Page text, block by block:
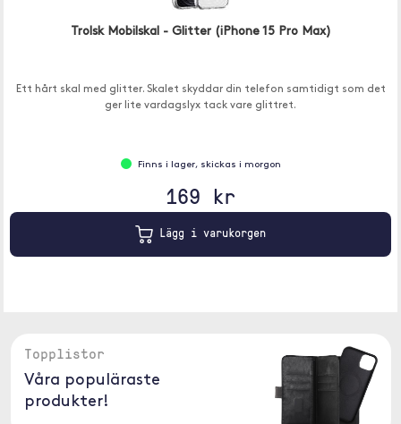
Trolsk Mobilskal - Glitter (iPhone 15 Pro Max)
Ett hårt skal med glitter. Skalet skyddar din telefon samtidigt som det
ger lite vardagslyx tack vare glittret.
Finns i lager, skickas i morgon
169 kr
Lägg i varukorgen
Topplistor
Våra populäraste
produkter!